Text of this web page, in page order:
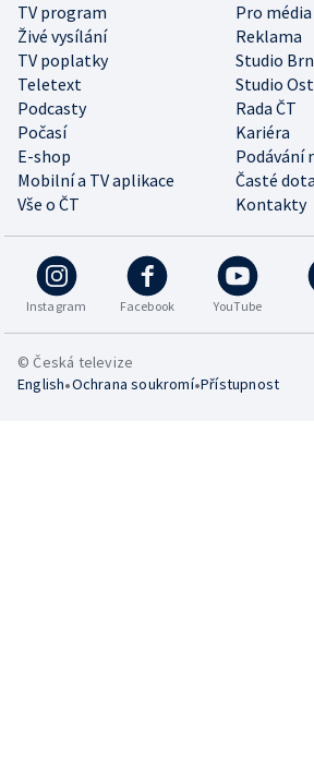
TV program
Pro média
Živé vysílání
Reklama
TV poplatky
Studio
Teletext
Studio
Podcasty
Rada ČT
Počasí
Kariéra
E-shop
Podávání
Mobilní a TV aplikace
Časté
Vše o ČT
Kontakty
Instagram Facebook YouTube
© Česká televize
English•Ochrana soukromí•Přístupnost